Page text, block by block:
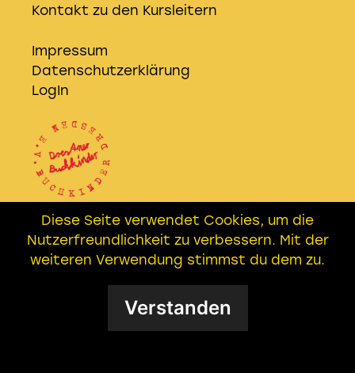
Kontakt zu den Kursleitern
Impressum
Datenschutzerklärung
LogIn
Wir sind Kooperationspartner der
EICHHÖRNER AG– Freundeskreis
Buchkinder e.V. in Leipzig
Diese Seite verwendet Cookies, um die
Nutzerfreundlichkeit zu verbessern. Mit der
weiteren Verwendung stimmst du dem zu.
Verstanden